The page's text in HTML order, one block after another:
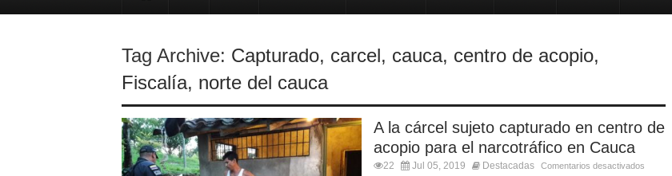
Tag Archive: Capturado, carcel, cauca, centro de acopio,
Fiscalía, norte del cauca
A la cárcel sujeto capturado en centro de
acopio para el narcotráfico en Cauca
22 Jul 05, 2019 Destacadas Comentarios desactivados